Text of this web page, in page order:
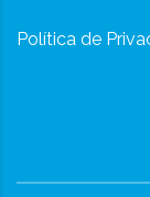
Política de